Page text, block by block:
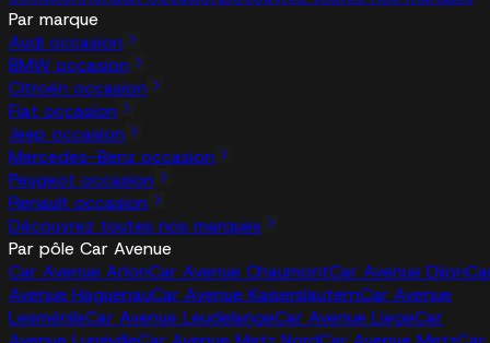
Par marque
Audi occasion
BMW occasion
Citroën occasion
Fiat occasion
Jeep occasion
Mercedes-Benz occasion
Peugeot occasion
Renault occasion
Découvrez toutes nos marques
Par pôle Car Avenue
Car Avenue ArlonCar Avenue ChaumontCar Avenue Dijon
Avenue HaguenauCar Avenue KaiserslauternCar Avenue
LesménilsCar Avenue LeudelangeCar Avenue LiegeCar